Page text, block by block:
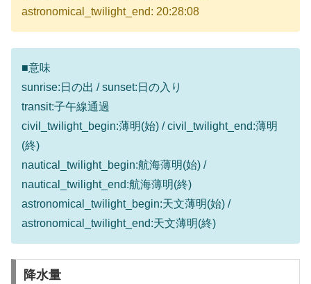
astronomical_twilight_end: 20:28:08
■意味
sunrise:日の出 / sunset:日の入り
transit:子午線通過
civil_twilight_begin:薄明(始) / civil_twilight_end:薄明
(終)
nautical_twilight_begin:航海薄明(始) /
nautical_twilight_end:航海薄明(終)
astronomical_twilight_begin:天文薄明(始) /
astronomical_twilight_end:天文薄明(終)
降水量